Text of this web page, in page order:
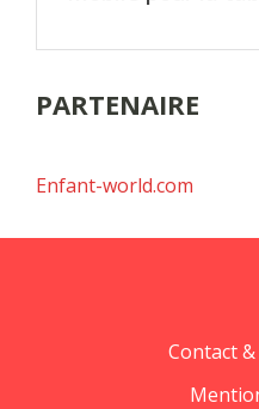
PARTENAIRE
Enfant-world.com
Contact